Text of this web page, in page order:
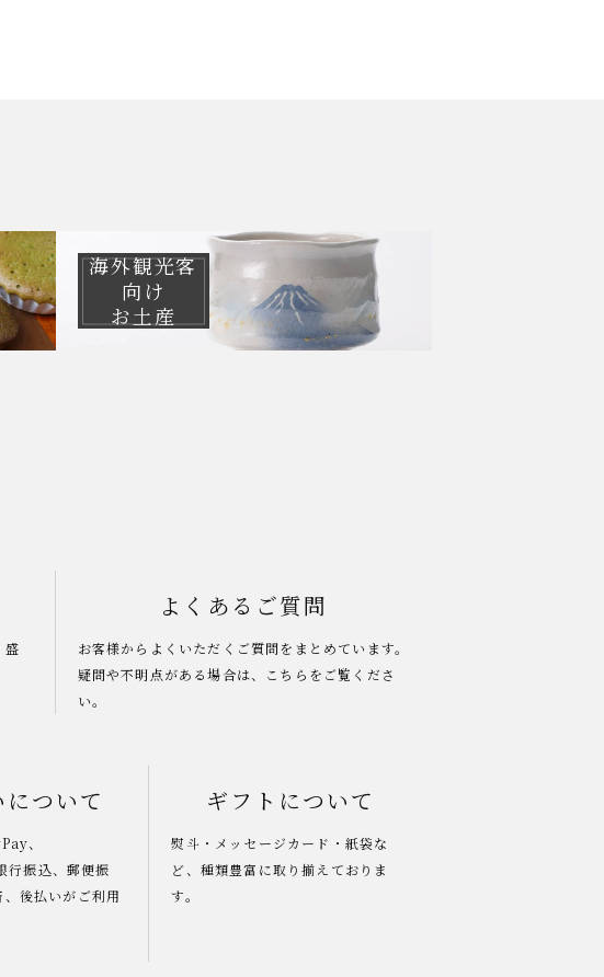
海外観光客
向け
お土産
盛
よくあるご質問
お客様からよくいただくご質問をまとめています。
疑問や不明点がある場合は、こちらをご覧くださ
い。
ついて
、
振込、郵便振
後払いがご利用
ギフトについて
熨斗・メッセージカード・紙袋な
ど、種類豊富に取り揃えておりま
す。